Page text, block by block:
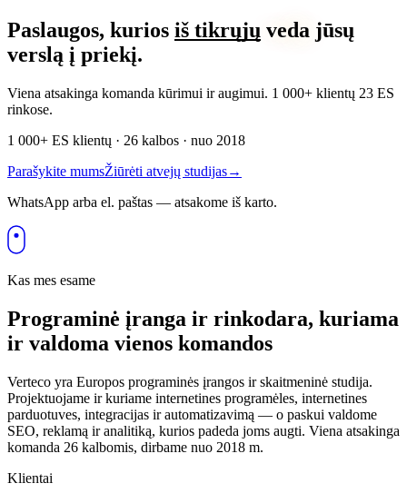
Paslaugos, kurios iš tikrųjų veda jūsų
verslą į priekį.
Viena atsakinga komanda kūrimui ir augimui. 1 000+ klientų 23 ES
rinkose.
1 000+ ES klientų · 26 kalbos · nuo 2018
Parašykite mumsŽiūrėti atvejų studijas→
WhatsApp arba el. paštas — atsakome iš karto.
Kas mes esame
Programinė įranga ir rinkodara, kuriama
ir valdoma vienos komandos
Verteco yra Europos programinės įrangos ir skaitmeninė studija.
Projektuojame ir kuriame internetines programėles, internetines
parduotuves, integracijas ir automatizavimą — o paskui valdome
SEO, reklamą ir analitiką, kurios padeda joms augti. Viena atsakinga
komanda 26 kalbomis, dirbame nuo 2018 m.
Klientai